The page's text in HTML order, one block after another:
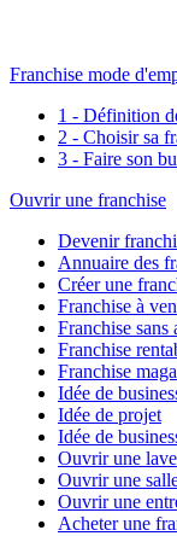
Franchise mode
1 - Définition
2 - Choisir sa
3 - Faire son
Ouvrir une franchise
Devenir
Annuaire des
Créer une
Franchise à
Franchise sans
Franchise
Franchise
Idée de
Idée de projet
Idée de
Ouvrir une
Ouvrir une
Ouvrir une
Acheter une